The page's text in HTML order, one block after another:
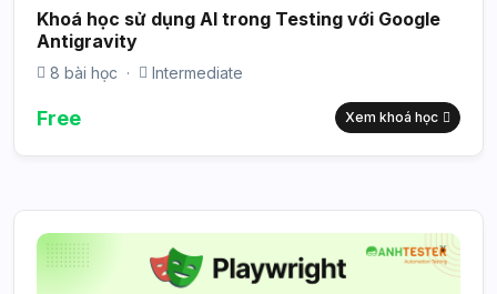
Khoá học sử dụng AI trong Testing với Google
Antigravity
8 bài học · Intermediate
Free Xem khoá học